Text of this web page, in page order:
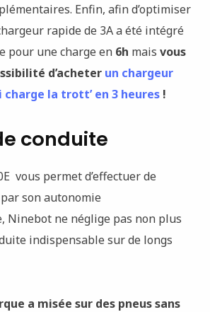
Enfin, afin d’optimiser
rapide de 3A a été intégré
pour une charge en 6h mais vous
d’acheter un chargeur
charge la trott’ en 3 heures!
conduite
vous permet d’effectuer de
son autonomie
Ninebot ne néglige pas non plus
indispensable sur de longs
a misée sur des pneus sans